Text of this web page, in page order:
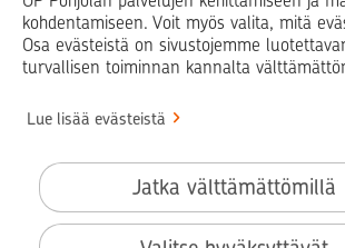
kohdentamiseen. Voit myös valita, mitä
Osa evästeistä on sivustojemme
turvallisen toiminnan kannalta
Lue lisää evästeistä
Jatka välttämättömillä
Käyttöehdot
Saavutettavuusseloste